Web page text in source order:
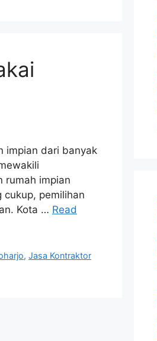
impian dari banyak
rumah impian
pemilihan
Kota … Read
,Jasa Kontraktor